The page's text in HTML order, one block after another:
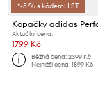
*-5 % s kódem: LST
Aktuální cena:
1799 Kč
Běžná cena:2399 Kč
Nejnižší cena:1899 Kč